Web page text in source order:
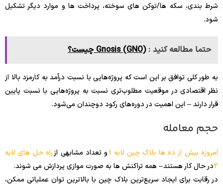
شرط بندی، سکه ها/توکن های سوخته، پرداخت ها و موارد دیگر تشکیل
شود.
حتما مطالعه کنید : Gnosis (GNO) چیست؟
به طور کلی توافق بر این است که پروژه‌هایی با نسبت درآمد به کارمزد بالا از
نظر اقتصادی در موقعیت مطلوب‌تری نسبت به پروژه‌هایی با نسبت پایین
قرار دارند – این اهمیت در دوره‌های رکود دوچندان می‌شود.
حجم معامله
امروزه بیش از ده ها بلاک چین لایه 1 و تعداد مشابهی ازراه حل های لایه
2در حال کار هستند – همه تراکنش ها به صورت موازی پردازش می شوند.
در رقابت برای ایجاد سریع‌ترین بلاک چین با بالاترین توان عملیاتی ممکن،